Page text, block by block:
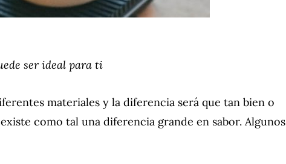
ser ideal para ti
materiales y la diferencia será que tan bien o
como tal una diferencia grande en sabor. Algunos